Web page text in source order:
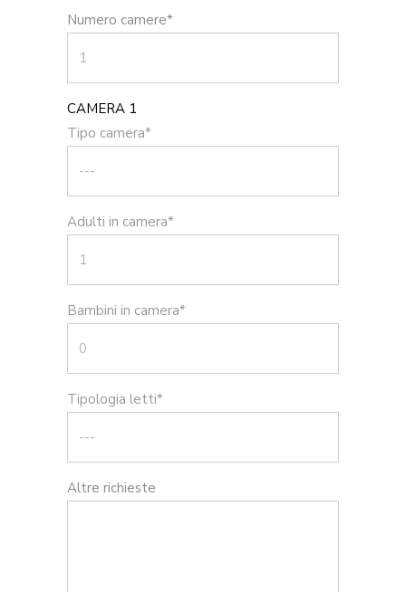
Numero camere*
CAMERA 1
Tipo camera*
Adulti in camera*
Bambini in camera*
Tipologia letti*
Altre richieste